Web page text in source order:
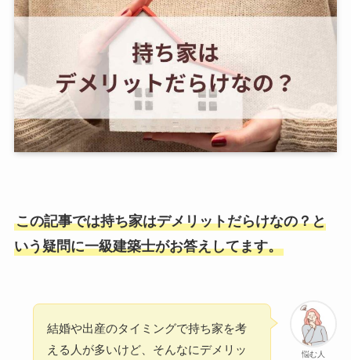
この記事では持ち家はデメリットだらけなの？と
いう疑問に一級建築士がお答えしてます。
悩む人
結婚や出産のタイミングで持ち家を考
える人が多いけど、そんなにデメリッ